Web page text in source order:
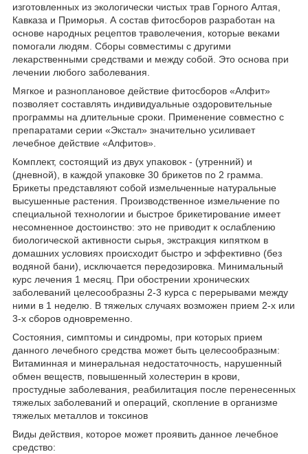
изготовленных из экологически чистых трав Горного Алтая,
Кавказа и Приморья. А состав фитосборов разработан на
основе народных рецептов траволечения, которые веками
помогали людям. Сборы совместимы с другими
лекарственными средствами и между собой. Это основа при
лечении любого заболевания.
Мягкое и разноплановое действие фитосборов «Алфит»
позволяет составлять индивидуальные оздоровительные
программы на длительные сроки. Применение совместно с
препаратами серии «Экстал» значительно усиливает
лечебное действие «Алфитов».
Комплект, состоящий из двух упаковок - (утренний) и
(дневной), в каждой упаковке 30 брикетов по 2 грамма.
Брикеты представляют собой измельченные натуральные
высушенные растения. Производственное измельчение по
специальной технологии и быстрое брикетирование имеет
несомненное достоинство: это не приводит к ослаблению
биологической активности сырья, экстракция кипятком в
домашних условиях происходит быстро и эффективно (без
водяной бани), исключается передозировка. Минимальный
курс лечения 1 месяц. При обострении хронических
заболеваний целесообразны 2-3 курса с перерывами между
ними в 1 неделю. В тяжелых случаях возможен прием 2-х или
3-х сборов одновременно.
Состояния, симптомы и синдромы, при которых прием
данного лечебного средства может быть целесообразным:
Витаминная и минеральная недостаточность, нарушенный
обмен веществ, повышенный холестерин в крови,
простудные заболевания, реабилитация после перенесенных
тяжелых заболеваний и операций, скопление в организме
тяжелых металлов и токсинов
Виды действия, которое может проявить данное лечебное
средство: